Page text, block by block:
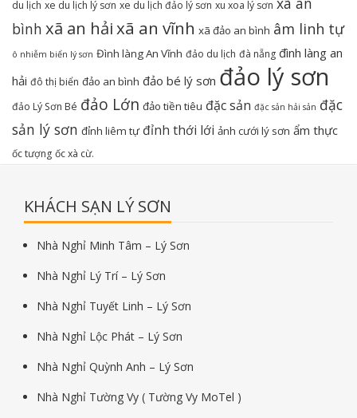
du lịch xe du lịch lý sơn xe du lịch đảo lý sơn xu xoa lý sơn
bình xã an hảixã an vĩnh xã đảo an bình âm linh tự
ô nhiễm biển lý sơn Đình làng An Vĩnh đảo du lịch đà nẵng đình làng an
hải đô thị biển đảo an bình đảo bé lý sơn đảo lý sơn
đảo Lý Sơn Bé đảo Lớn đảo tiền tiêu đặc sản đặc sản hải sản đặc
sản lý sơn đỉnh liêm tự đỉnh thới lới ảnh cưới lý sơn ẩm thực
ốc tượng ốc xà cừ.
KHÁCH SẠN LÝ SƠN
Nhà Nghỉ Minh Tâm – Lý Sơn
Nhà Nghỉ Lý Trí – Lý Sơn
Nhà Nghỉ Tuyết Linh – Lý Sơn
Nhà Nghỉ Lộc Phát – Lý Sơn
Nhà Nghỉ Quỳnh Anh – Lý Sơn
Nhà Nghỉ Tường Vy ( Tường Vy MoTel )